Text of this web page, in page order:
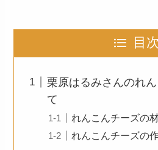
目次
栗原はるみさんのれ
て
れんこんチーズの
れんこんチーズの